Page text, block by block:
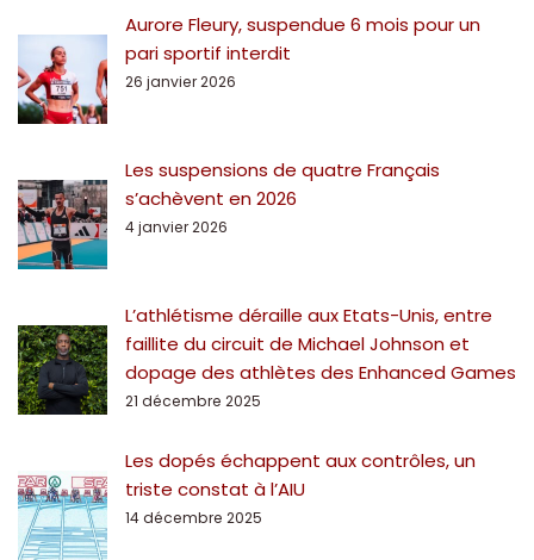
Aurore Fleury, suspendue 6 mois pour un
pari sportif interdit
26 janvier 2026
Les suspensions de quatre Français
s’achèvent en 2026
4 janvier 2026
L’athlétisme déraille aux Etats-Unis, entre
faillite du circuit de Michael Johnson et
dopage des athlètes des Enhanced Games
21 décembre 2025
Les dopés échappent aux contrôles, un
triste constat à l’AIU
14 décembre 2025